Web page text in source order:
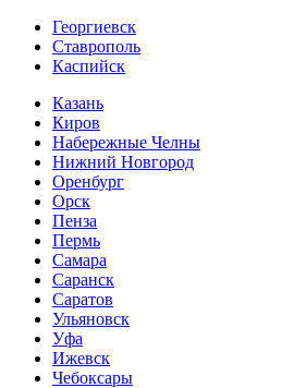
Георгиевск
Ставрополь
Каспийск
Казань
Киров
Набережные Челны
Нижний Новгород
Оренбург
Орск
Пенза
Пермь
Самара
Саранск
Саратов
Ульяновск
Уфа
Ижевск
Чебоксары